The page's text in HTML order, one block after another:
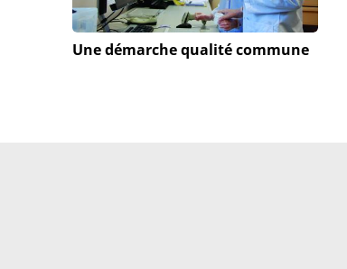
Une démarche qualité commune